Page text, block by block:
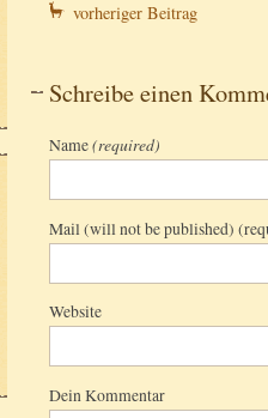
vorheriger Beitrag
Schreibe einen
Name(required)
Mail (will not be published)
Website
Dein Kommentar